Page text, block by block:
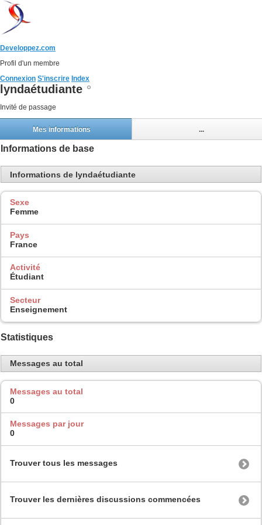
Developpez.com
Profil d'un membre
Connexion S'inscrire Index
lyndaétudiante
Invité de passage
Mes informations ...
Informations de base
Informations de lyndaétudiante
Sexe
Femme
Pays
France
Activité
Étudiant
Secteur
Enseignement
Statistiques
Messages au total
Messages au total
0
Messages par jour
0
Trouver tous les messages
Trouver les dernières discussions commencées